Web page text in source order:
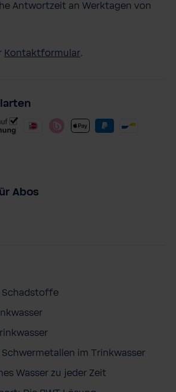
Antwortzeit an Werktagen von
Kontaktformular.
Abos
im Trinkwasser
Wasser zu jeder Zeit